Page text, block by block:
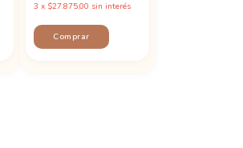
3 x $27.875,00 sin interés